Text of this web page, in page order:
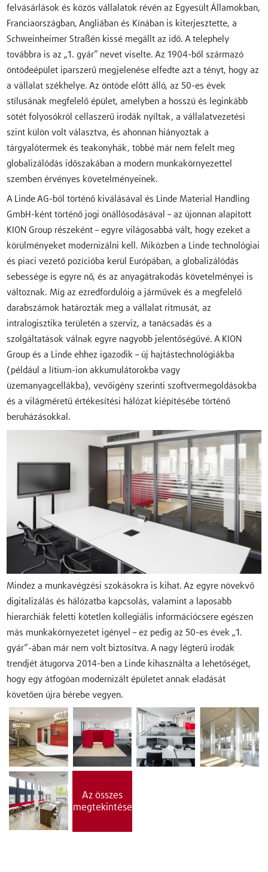
felvásárlások és közös vállalatok révén az Egyesült Államokban,
Franciaországban, Angliában és Kínában is kiterjesztette, a
Schweinheimer Straßén kissé megállt az idő. A telephely
továbbra is az „1. gyár” nevet viselte. Az 1904-ből származó
öntödeépület iparszerű megjelenése elfedte azt a tényt, hogy az
a vállalat székhelye. Az öntöde előtt álló, az 50-es évek
stílusának megfelelő épület, amelyben a hosszú és leginkább
sötét folyosókról cellaszerű irodák nyíltak, a vállalatvezetési
szint külön volt választva, és ahonnan hiányoztak a
tárgyalótermek és teakonyhák, többé már nem felelt meg
globalizálódás időszakában a modern munkakörnyezettel
szemben érvényes követelményeinek.
A Linde AG-ból történő kiválásával és Linde Material Handling
GmbH-ként történő jogi önállósodásával – az újonnan alapított
KION Group részeként – egyre világosabbá vált, hogy ezeket a
körülményeket modernizálni kell. Miközben a Linde technológiai
és piaci vezető pozícióba kerül Európában, a globalizálódás
sebessége is egyre nő, és az anyagátrakodás követelményei is
változnak. Míg az ezredfordulóig a járművek és a megfelelő
darabszámok határozták meg a vállalat ritmusát, az
intralogisztika területén a szerviz, a tanácsadás és a
szolgáltatások válnak egyre nagyobb jelentőségűvé. A KION
Group és a Linde ehhez igazodik – új hajtástechnológiákba
(például a lítium-ion akkumulátorokba vagy
üzemanyagcellákba), vevőigény szerinti szoftvermegoldásokba
és a világméretű értékesítési hálózat kiépítésébe történő
beruházásokkal.
Mindez a munkavégzési szokásokra is kihat. Az egyre növekvő
digitalizálás és hálózatba kapcsolás, valamint a laposabb
hierarchiák feletti kötetlen kollegiális információcsere egészen
más munkakörnyezetet igényel – ez pedig az 50-es évek „1.
gyár”-ában már nem volt biztosítva. A nagy légterű irodák
trendjét átugorva 2014-ben a Linde kihasználta a lehetőséget,
hogy egy átfogóan modernizált épületet annak eladását
követően újra bérebe vegyen.
Az összes
megtekintése